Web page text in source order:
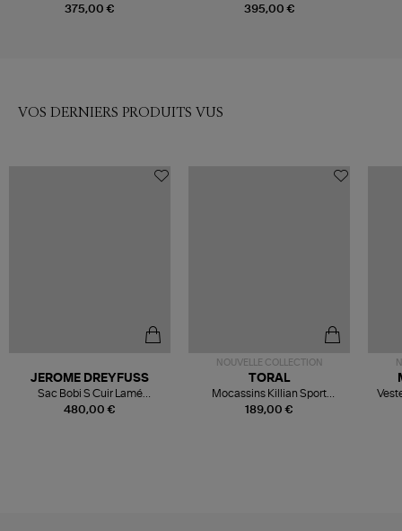
375,00 € 395,00 €
VOS DERNIERS PRODUITS VUS
480,00 €
JEROME DREYFUSS
Sac Bobi S Cuir Lamé
Champagne
NOUVELLE COLLECTION
189,00 €
TORAL
Mocassins Killian Sport
Mousse